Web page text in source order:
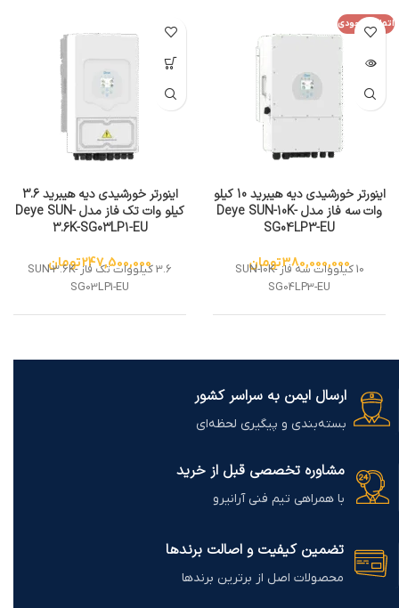
اتمام موجودی
اینورتر خورشیدی دیه هیبرید 10 کیلو
وات سه فاز مدل Deye SUN-10K-
SG04LP3-EU
380,000,000تومان
10 کیلووات سه فاز SUN-10K-
SG04LP3-EU
خورشیدی Deye هیبرید 10 کیلو وات
اینجا کلیک کنید.
اینورتر خورشیدی دیه هیبرید 3.6
کیلو وات تک فاز مدل Deye SUN-
3.6K-SG03LP1-EU
247,500,000تومان
3.6 کیلووات تک فاز SUN-3.6K-
SG03LP1-EU
خورشیدی Deye
اینجاکلیک کنید.
ارسال ایمن به سراسر کشور
بسته‌بندی و پیگیری لحظه‌ای
مشاوره تخصصی قبل از خرید
با همراهی تیم فنی آرانیرو
تضمین کیفیت و اصالت برندها
محصولات اصل از برترین برندها